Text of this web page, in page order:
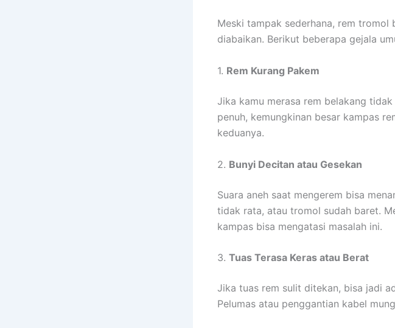
Meski tampak sederhana, rem tromol
diabaikan. Berikut beberapa gejala
1. Rem Kurang Pakem
Jika kamu merasa rem belakang
penuh, kemungkinan besar kampas
keduanya.
2. Bunyi Decitan atau Gesekan
Suara aneh saat mengerem bisa
tidak rata, atau tromol sudah baret.
kampas bisa mengatasi masalah ini.
3. Tuas Terasa Keras atau Berat
Jika tuas rem sulit ditekan, bisa jadi
Pelumas atau penggantian kabel